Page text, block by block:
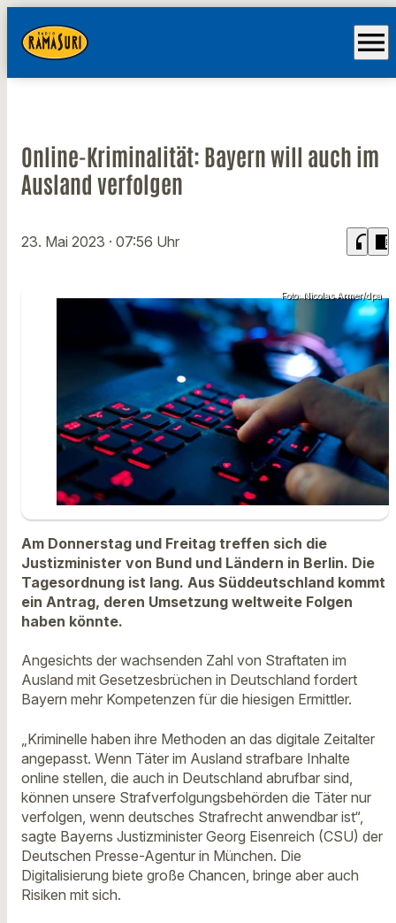
menu
Online-Kriminalität: Bayern will auch im
Ausland verfolgen
23. Mai 2023 · 07:56 Uhr headphones chrome_reader_mode
Foto: Nicolas Armer/dpa
Am Donnerstag und Freitag treffen sich die
Justizminister von Bund und Ländern in Berlin. Die
Tagesordnung ist lang. Aus Süddeutschland kommt
ein Antrag, deren Umsetzung weltweite Folgen
haben könnte.
Angesichts der wachsenden Zahl von Straftaten im
Ausland mit Gesetzesbrüchen in Deutschland fordert
Bayern mehr Kompetenzen für die hiesigen Ermittler.
„Kriminelle haben ihre Methoden an das digitale Zeitalter
angepasst. Wenn Täter im Ausland strafbare Inhalte
online stellen, die auch in Deutschland abrufbar sind,
können unsere Strafverfolgungsbehörden die Täter nur
verfolgen, wenn deutsches Strafrecht anwendbar ist“,
sagte Bayerns Justizminister Georg Eisenreich (CSU) der
Deutschen Presse-Agentur in München. Die
Digitalisierung biete große Chancen, bringe aber auch
Risiken mit sich.